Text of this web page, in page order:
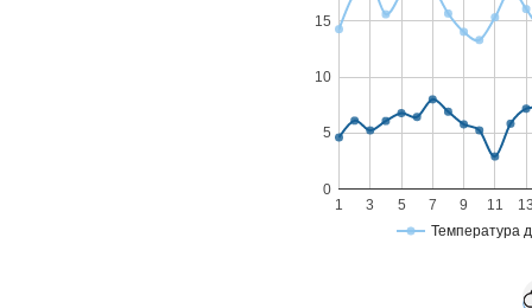
Температура
1 3 5 7 9 11
0
5
10
15